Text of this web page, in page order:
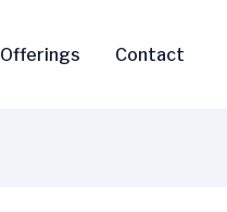
Offerings Contact